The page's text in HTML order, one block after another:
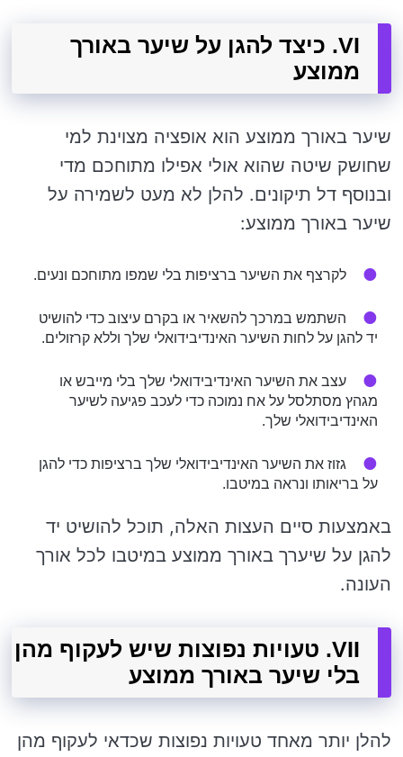
VI. כיצד להגן על שיער באורך
ממוצע
שיער באורך ממוצע הוא אופציה מצוינת למי
שחושק שיטה שהוא אולי אפילו מתוחכם מדי
ובנוסף דל תיקונים. להלן לא מעט לשמירה על
שיער באורך ממוצע:
לקרצף את השיער ברציפות בלי שמפו מתוחכם ונעים.
השתמש במרכך להשאיר או בקרם עיצוב כדי להושיט
יד להגן על לחות השיער האינדיבידואלי שלך וללא קרזולים.
עצב את השיער האינדיבידואלי שלך בלי מייבש או
מגהץ מסתלסל על אח נמוכה כדי לעכב פגיעה לשיער
האינדיבידואלי שלך.
גזוז את השיער האינדיבידואלי שלך ברציפות כדי להגן
על בריאותו ונראה במיטבו.
באמצעות סיים העצות האלה, תוכל להושיט יד
להגן על שיערך באורך ממוצע במיטבו לכל אורך
העונה.
VII. טעויות נפוצות שיש לעקוף מהן
בלי שיער באורך ממוצע
להלן יותר מאחד טעויות נפוצות שכדאי לעקוף מהן